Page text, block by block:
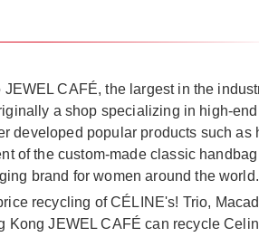
CAFÉ, the largest in the
a shop specializing in high-
developed popular products such as
of the custom-made classic
brand for women around the world.
recycling of CÉLINE's! Trio,
Kong JEWEL CAFÉ can recycle